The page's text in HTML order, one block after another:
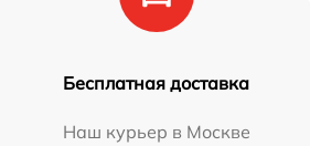
Бесплатная доставка
Наш курьер в Москве